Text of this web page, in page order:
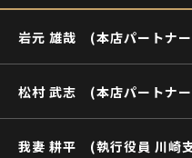
岩元 雄哉 (本店パートナ
松村 武志 (本店パートナ
我妻 耕平 (執行役員 川崎